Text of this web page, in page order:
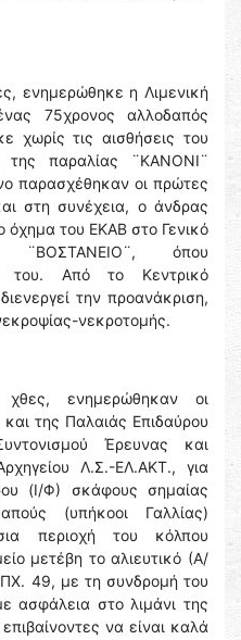
ενημερώθηκε η Λιμενική
75χρονος αλλοδαπός
χωρίς τις αισθήσεις του
παραλίας ¨ΚΑΝΟΝΙ¨
παρασχέθηκαν οι πρώτες
στη συνέχεια, ο άνδρας
όχημα του ΕΚΑΒ στο Γενικό
¨ΒΟΣΤΑΝΕΙΟ¨, όπου
του. Από το Κεντρικό
την προανάκριση,
νεκροτομής.
ενημερώθηκαν οι
και της Παλαιάς Επιδαύρου
Έρευνας και
Λ.Σ.-ΕΛ.ΑΚΤ., για
(Ι/Φ) σκάφους σημαίας
(υπήκοοι Γαλλίας)
περιοχή του κόλπου
μετέβη το αλιευτικό (Α/
49, με τη συνδρομή του
ασφάλεια στο λιμάνι της
να είναι καλά